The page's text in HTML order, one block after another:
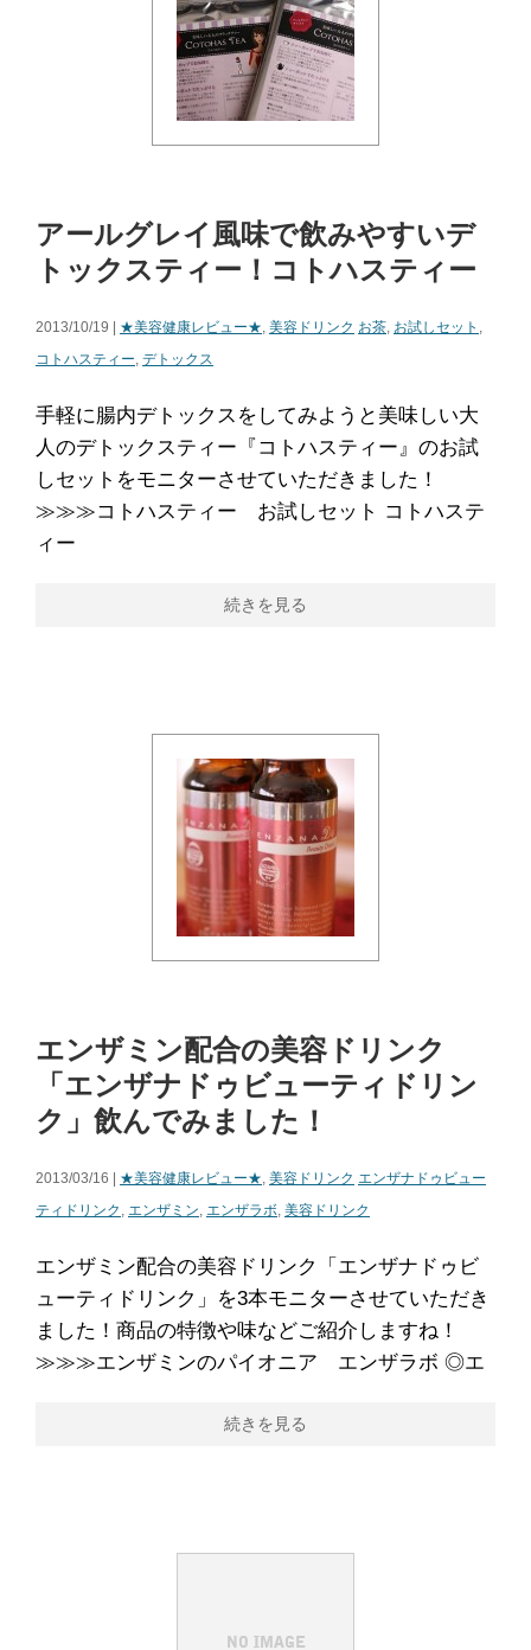
アールグレイ風味で飲みやすいデ
トックスティー！コトハスティー
2013/10/19 | ★美容健康レビュー★, 美容ドリンク お茶, お試しセット ,
コトハスティー, デトックス
手軽に腸内デトックスをしてみようと美味しい大
人のデトックスティー『コトハスティー』のお試
しセットをモニターさせていただきました！
≫≫≫コトハスティー お試しセット コトハステ
ィー
続きを見る
エンザミン配合の美容ドリンク
「エンザナドゥビューティドリン
ク」飲んでみました！
2013/03/16 | ★美容健康レビュー★, 美容ドリンク エンザナドゥビュー
ティドリンク , エンザミン, エンザラボ, 美容ドリンク
エンザミン配合の美容ドリンク「エンザナドゥビ
ューティドリンク」を3本モニターさせていただき
ました！商品の特徴や味などご紹介しますね！
≫≫≫エンザミンのパイオニア エンザラボ ◎エ
続きを見る